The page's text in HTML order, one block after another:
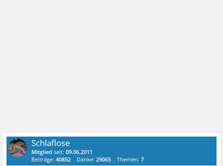
Schlaflose
Mitglied seit:09.06.2011
Beiträge:40852 Danke:29065 Themen:7